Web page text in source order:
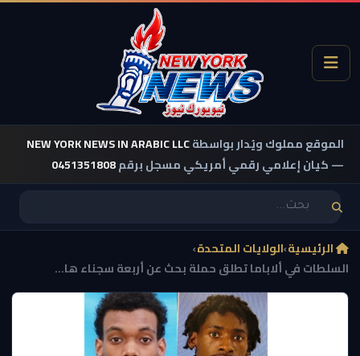
الموقع مملوك ويُدار بواسطةNEW YORK NEWS IN ARABIC LLC
— كيان إعلامي رقمي أمريكي مسجل برقم0451351808
الرئيسية›الولايات المتحدة›
السلطات في ألاباما تطلق حملة بحث عن أربعة سجناء ها...